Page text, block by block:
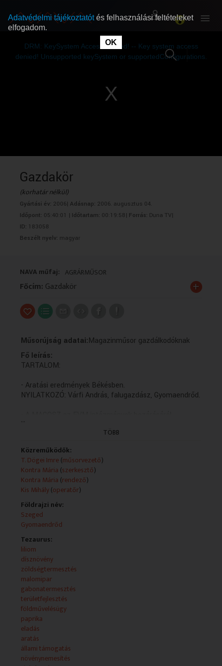
RÓLUNK
RÓLUNK
DRM: KeySystem Access Denied! -- Key system access
denied! Unsupported keySystem or supportedConfigurations.
Gazdakör
(korhatár nélkül)
Gyártási év: 2006| Adásnap: 2006. augusztus 04.
Időpont: 05:40:01 | Időtartam: 00:19:58| Forrás: Duna TV|
ID: 183058
Beszélt nyelv: magyar
NAVA műfaj: AGRÁRMŰSOR
Főcím: Gazdakör +
Műsorújság adatai:Magazinműsor gazdálkodóknak
Fő leírás:
TARTALOM:
- Aratási eredmények Békésben.
NYILATKOZÓ: Várfi András, falugazdász, Gyomaendrőd.
NYILATKOZÓ: Jakab István, elnök, MAGOSZ.
NYILATKOZÓ:
Varga Irén, fűszerpaprika-termelő, Szeged
Ocskó István, termeltetési osztályvezető, Szegedi
Paprika Zrt.
- Felhívás: Tűzgyújtási tilalom az egész országban
2006. augusztus 3-tól.
- Piaci árak
- Kertész - A liliom termesztése.
NYILATKOZÓ: dr. Eke Sándor, dísznövénykertész,
Dabas.
...
TÖBB
Közreműködők:
T. Dögei Imre(műsorvezető)
Kontra Mária (szerkesztő)
Kontra Mária (rendező)
Kis Mihály(operatőr)
Földrajzi név:
Szeged
Gyomaendrőd
Tezaurus:
liliom
dísznövény
zöldségtermesztés
malomipar
gabonatermesztés
területfejlesztés
földművelésügy
paprika
eladás
aratás
állami támogatás
növénynemesítés
Adatvédelmi tájékoztatótés felhasználási feltételeket
elfogadom.
OK